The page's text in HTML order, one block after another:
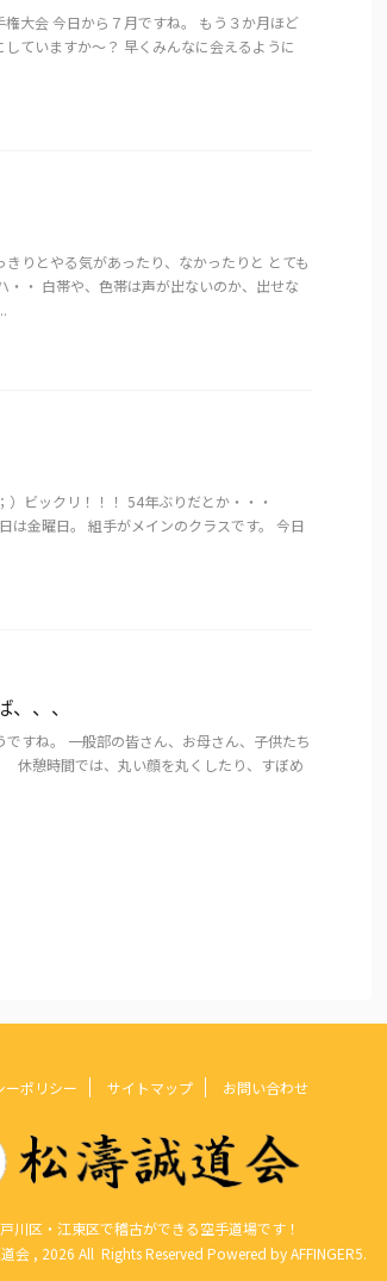
大会 今日から７月ですね。 もう３か月ほど
ていますか～？ 早くみんなに会えるように
りとやる気があったり、なかったりと とても
・ 白帯や、色帯は声が出ないのか、出せな
ビックリ！！！ 54年ぶりだとか・・・
は金曜日。 組手がメインのクラスです。 今日
、、
すね。 一般部の皆さん、お母さん、子供たち
休憩時間では、丸い顔を丸くしたり、すぼめ
ーポリシー サイトマップ お問い合わせ
川区・江東区で稽古ができる空手道場です！
会 , 2026 All Rights Reserved Powered byAFFINGER5.